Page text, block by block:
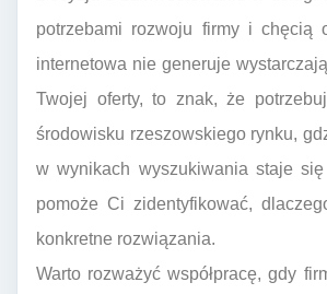
potrzebami rozwoju firmy i chęcią
internetowa nie generuje
Twojej oferty, to znak, że
środowisku rzeszowskiego rynku,
w wynikach wyszukiwania staje
pomoże Ci zidentyfikować,
konkretne rozwiązania.
Warto rozważyć współpracę, gdy